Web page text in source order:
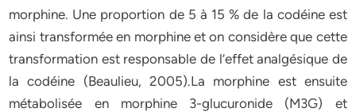
morphine. Une proportion de 5 à 15 % de la codéine est
ainsi transformée en morphine et on considère que cette
transformation est responsable de l’effet analgésique de
la codéine (Beaulieu, 2005).La morphine est ensuite
métabolisée en morphine 3-glucuronide (M3G) et